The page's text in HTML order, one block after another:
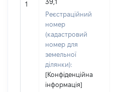
1
39,1
Реєстраційний
номер
(кадастровий
номер для
земельної
ділянки):
[Конфіденційна
інформація]